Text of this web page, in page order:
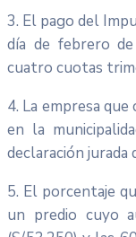
3. El pago del
día de febrero
cuatro cuotas
4. La empresa
en la
declaración jurada
5. El porcentaje
un predio cuyo